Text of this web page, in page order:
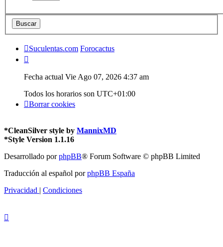
Suculentas.com Forocactus
Fecha actual Vie Ago 07, 2026 4:37 am
Todos los horarios son UTC+01:00
Borrar cookies
*CleanSilver style by MannixMD
*Style Version 1.1.16
Desarrollado porphpBB® Forum Software © phpBB Limited
Traducción al español porphpBB España
Privacidad | Condiciones